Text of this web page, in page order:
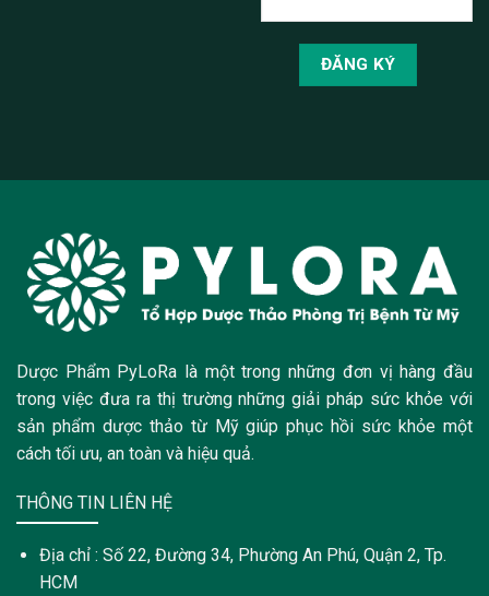
Dược Phẩm PyLoRa là một trong những đơn vị hàng đầu
trong việc đưa ra thị trường những giải pháp sức khỏe với
sản phẩm dược thảo từ Mỹ giúp phục hồi sức khỏe một
cách tối ưu, an toàn và hiệu quả.
THÔNG TIN LIÊN HỆ
Địa chỉ : Số 22, Đường 34, Phường An Phú, Quận 2, Tp.
HCM